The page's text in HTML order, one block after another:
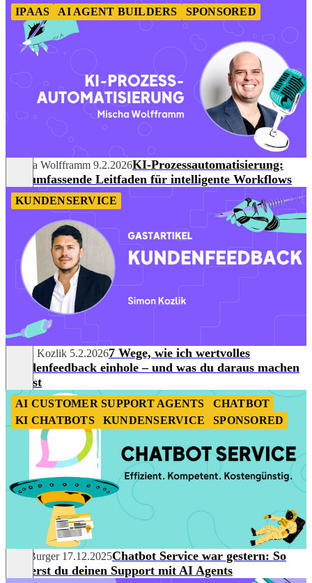
IPAAS AI AGENT BUILDERS SPONSORED
Mischa Wolfframm 9.2.2026KI-Prozessautomatisierung:
Der umfassende Leitfaden für intelligente Workflows
KUNDENSERVICE
Simon Kozlik 5.2.20267 Wege, wie ich wertvolles
Kundenfeedback einhole – und was du daraus machen
kannst
AI CUSTOMER SUPPORT AGENTS
CHATBOT
KI CHATBOTS
KUNDENSERVICE SPONSORED
Julia Burger 17.12.2025Chatbot Service war gestern: So
skalierst du deinen Support mit AI Agents